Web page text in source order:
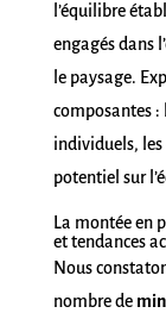
l’équilibre
engagés dans
le paysage.
composantes :
individuels,
potentiel sur
La montée en
et tendances
Nous
nombre de